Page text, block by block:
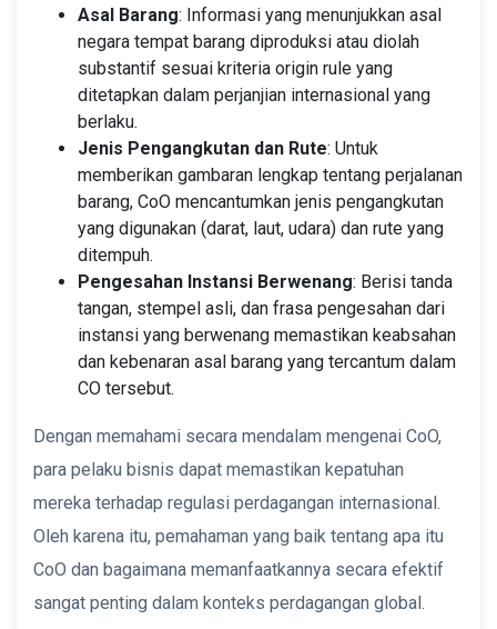
Asal Barang: Informasi yang menunjukkan asal
negara tempat barang diproduksi atau diolah
substantif sesuai kriteria origin rule yang
ditetapkan dalam perjanjian internasional yang
berlaku.
Jenis Pengangkutan dan Rute: Untuk
memberikan gambaran lengkap tentang perjalanan
barang, CoO mencantumkan jenis pengangkutan
yang digunakan (darat, laut, udara) dan rute yang
ditempuh.
Pengesahan Instansi Berwenang: Berisi tanda
tangan, stempel asli, dan frasa pengesahan dari
instansi yang berwenang memastikan keabsahan
dan kebenaran asal barang yang tercantum dalam
CO tersebut.
Dengan memahami secara mendalam mengenai CoO,
para pelaku bisnis dapat memastikan kepatuhan
mereka terhadap regulasi perdagangan internasional.
Oleh karena itu, pemahaman yang baik tentang apa itu
CoO dan bagaimana memanfaatkannya secara efektif
sangat penting dalam konteks perdagangan global.